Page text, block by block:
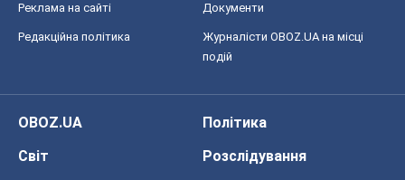
Реклама на сайті Документи
Редакційна політика
Журналісти OBOZ.UA на місці
подій
OBOZ.UA
Політика
Світ
Розслідування